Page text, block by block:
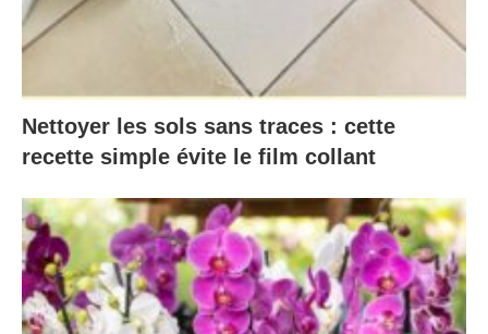
Nettoyer les sols sans traces : cette
recette simple évite le film collant